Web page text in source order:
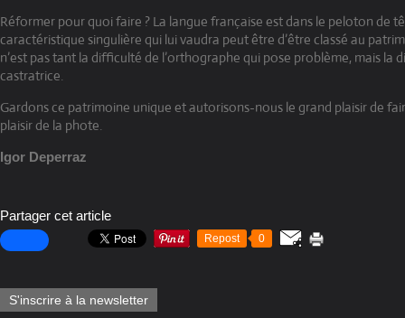
Réformer pour quoi faire ? La langue française est dans le peloton de
caractéristique singulière qui lui vaudra peut être d’être classé au
n’est pas tant la difficulté de l’orthographe qui pose problème, mais la
castratrice.
Gardons ce patrimoine unique et autorisons-nous le grand plaisir de
plaisir de la phote.
Igor Deperraz
Partager cet article
Repost 0
S'inscrire à la newsletter